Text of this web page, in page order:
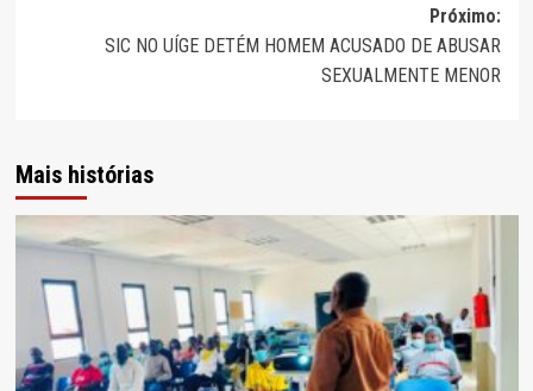
Próximo:
SIC NO UÍGE DETÉM HOMEM ACUSADO DE ABUSAR
SEXUALMENTE MENOR
Mais histórias